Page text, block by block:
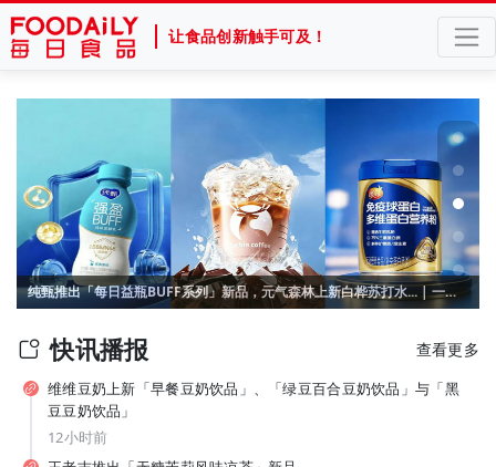
让食品创新触手可及！
纯甄推出「每日益瓶BUFF系列」新品，元气森林上新白桦苏打水... | 一周热闻
快讯播报 查看更多
维维豆奶上新「早餐豆奶饮品」、「绿豆百合豆奶饮品」与「黑
豆豆奶饮品」
12小时前